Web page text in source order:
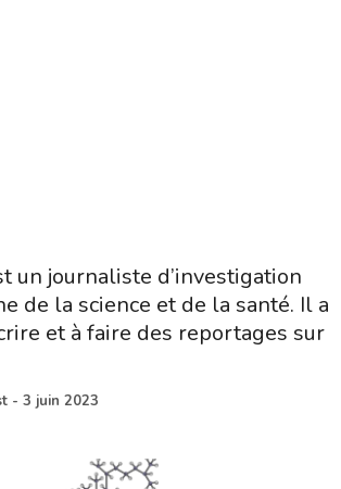
un journaliste d’investigation
de la science et de la santé. Il a
et à faire des reportages sur
- 3 juin 2023